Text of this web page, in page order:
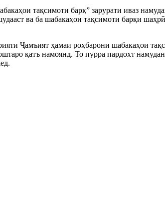
тақсимоти барқ” зарурати иваз
ва ба шабакаҳои тақсимоти барқи
Ҷамъият ҳамаи роҳбарони шабакаҳои
қатъ намоянд. То пурра пардохт